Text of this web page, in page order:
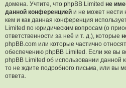
домена. Учтите, что phpBB Limited не
данной конференцией и не может нести
кем и как данная конференция
Limited по юридическим вопросам (о
ответственности за неё и т. д.), которые
phpBB.com или которые частично
обеспечению phpBB Limited. Если же вы
phpBB Limited об использовании данной
то не ждите подробного письма, или вы
ответа.